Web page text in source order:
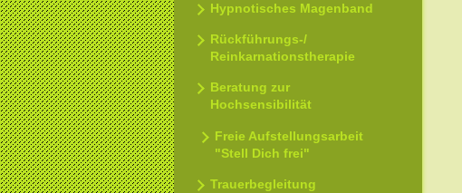
Hypnotisches Magenband
Rückführungs-/
Reinkarnationstherapie
Beratung zur
Hochsensibilität
Freie Aufstellungsarbeit
"Stell Dich frei"
Trauerbegleitung